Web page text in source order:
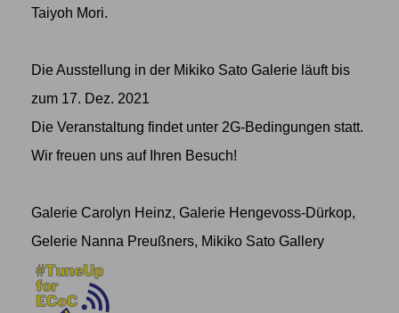
Taiyoh Mori.
Die Ausstellung in der Mikiko Sato Galerie läuft bis
zum 17. Dez. 2021
Die Veranstaltung findet unter 2G-Bedingungen statt.
Wir freuen uns auf Ihren Besuch!
Galerie Carolyn Heinz, Galerie Hengevoss-Dürkop,
Gelerie Nanna Preußners, Mikiko Sato Gallery